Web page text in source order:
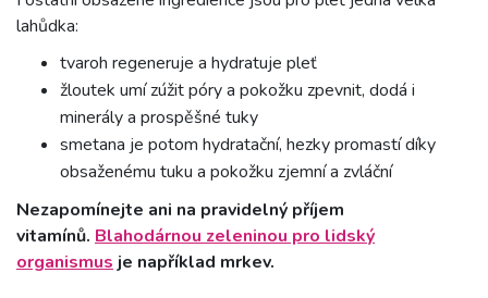
lahůdka:
tvaroh regeneruje a hydratuje pleť
žloutek umí zúžit póry a pokožku zpevnit, dodá i
minerály a prospěšné tuky
smetana je potom hydratační, hezky promastí díky
obsaženému tuku a pokožku zjemní a zvláční
Nezapomínejte ani na pravidelný příjem
vitamínů. Blahodárnou zeleninou pro lidský
organismus je například mrkev.